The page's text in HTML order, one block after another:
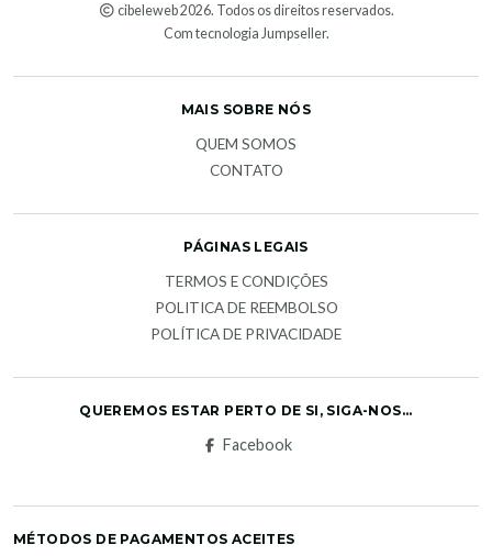
cibeleweb 2026. Todos os direitos reservados.
Com tecnologia Jumpseller.
MAIS SOBRE NÓS
QUEM SOMOS
CONTATO
PÁGINAS LEGAIS
TERMOS E CONDIÇÕES
POLITICA DE REEMBOLSO
POLÍTICA DE PRIVACIDADE
QUEREMOS ESTAR PERTO DE SI, SIGA-NOS...
Facebook
MÉTODOS DE PAGAMENTOS ACEITES